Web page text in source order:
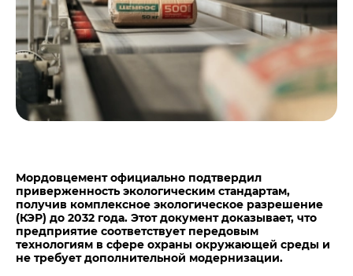
Мордовцемент официально подтвердил
приверженность экологическим стандартам,
получив комплексное экологическое разрешение
(КЭР) до 2032 года. Этот документ доказывает, что
предприятие соответствует передовым
технологиям в сфере охраны окружающей среды и
не требует дополнительной модернизации.
Центры дистрибуции
Реализация ТМЦ и непрофильных активов
Политика в области закупок
В помощь поставщику
Не только цемент
Люди ЦЕМРОСа
Технологии и тренды
Издание для клиентов
Аналитика цементной отрасли
Контакты
Контакты
Контакты для СМИ
Служба доверия